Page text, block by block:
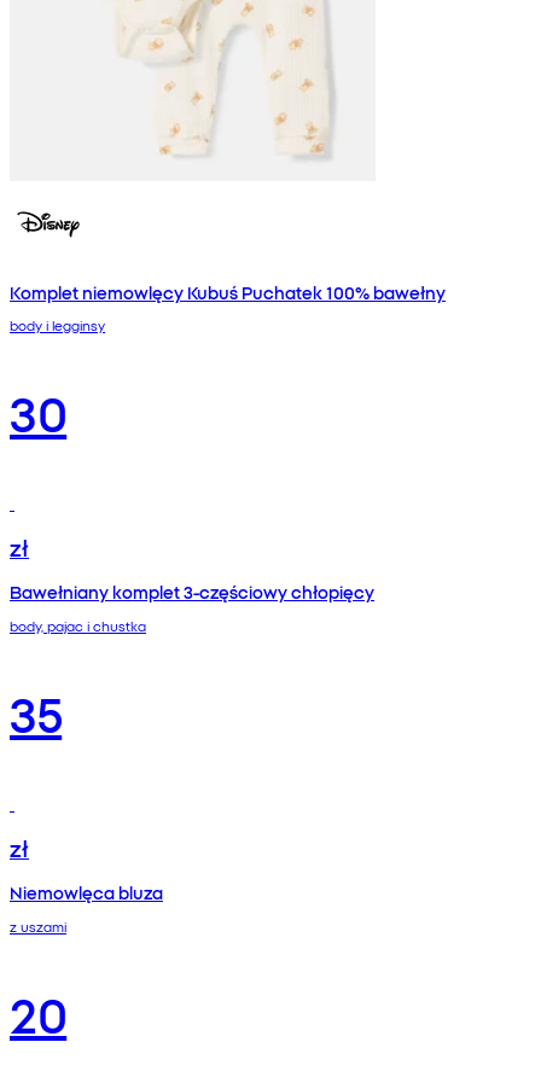
Komplet niemowlęcy Kubuś Puchatek 100% bawełny
body i legginsy
30
zł
Bawełniany komplet 3‑częściowy chłopięcy
body, pajac i chustka
35
zł
Niemowlęca bluza
z uszami
20